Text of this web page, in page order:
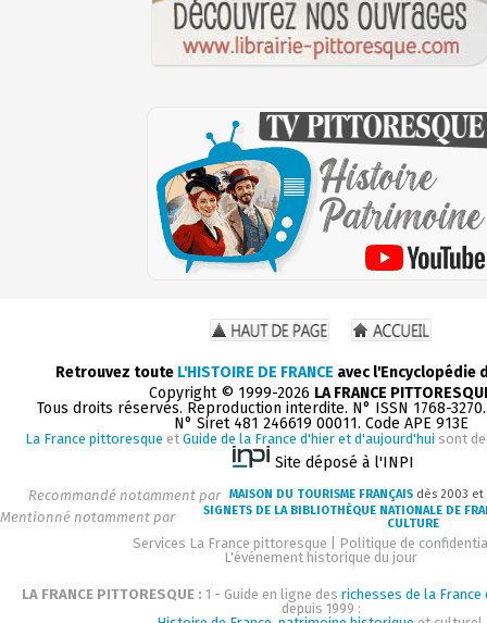
Retrouvez toute L'HISTOIRE DE FRANCE avec l'Encyclopédie
Copyright © 1999-2026 LA FRANCE
Tous droits réservés. Reproduction interdite. N° ISSN 1768-
N° Siret 481 246619 00011. Code APE 913E
La France pittoresque et Guide de la France d'hier et d'aujourd'hui sont
Site déposé à l'INPI
Recommandé notamment par MAISON DU TOURISME FRANÇAIS dès 2003 et
Mentionné notamment par
SIGNETS DE LA BIBLIOTHÈQUE NATIONALE DE
CULTURE
Services La France pittoresque
Politique de
L'événement historique du jour
LA FRANCE PITTORESQUE : 1 - Guide en ligne des richesses de la
depuis 1999 :